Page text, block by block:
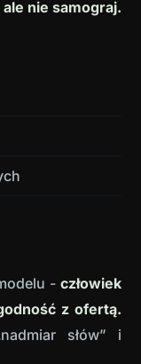
nie samograj.
- człowiek
z ofertą.
słów” i